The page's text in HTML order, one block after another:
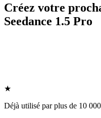
Créez votre
Seedance 1.5 Pro
★
Déjà utilisé par plus de 10